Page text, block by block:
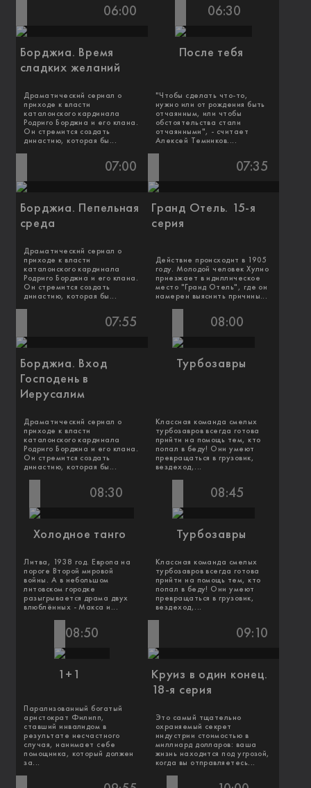
06:00
Борджиа. Время
сладких желаний
Драматический сериал о
приходе к власти
каталонского кардинала
Родриго Борджиа и его клана.
Он стремится создать
династию, которая бы...
06:30
После тебя
"Чтобы сделать что-то,
нужно или от рождения быть
отчаянным, или чтобы
обстоятельства стали
отчаянными", - считает
Алексей Темников....
07:00
Борджиа. Пепельная
среда
Драматический сериал о
приходе к власти
каталонского кардинала
Родриго Борджиа и его клана.
Он стремится создать
династию, которая бы...
07:35
Гранд Отель. 15-я
серия
Действие происходит в 1905
году. Молодой человек Хулио
приезжает в идиллическое
место "Гранд Отель", где он
намерен выяснить причины...
07:55
Борджиа. Вход
Господень в
Иерусалим
Драматический сериал о
приходе к власти
каталонского кардинала
Родриго Борджиа и его клана.
Он стремится создать
династию, которая бы...
08:00
Турбозавры
Классная команда смелых
турбозавров всегда готова
прийти на помощь тем, кто
попал в беду! Они умеют
превращаться в грузовик,
вездеход,...
08:30
Холодное танго
Литва, 1938 год. Европа на
пороге Второй мировой
войны. А в небольшом
литовском городке
разыгрывается драма двух
влюблённых - Макса и...
08:45
Турбозавры
Классная команда смелых
турбозавров всегда готова
прийти на помощь тем, кто
попал в беду! Они умеют
превращаться в грузовик,
вездеход,...
08:50
1+1
Парализованный богатый
аристократ Филипп,
ставший инвалидом в
результате несчастного
случая, нанимает себе
помощника, который должен
за...
09:10
Круиз в один конец.
18-я серия
Это самый тщательно
охраняемый секрет
индустрии стоимостью в
миллиард долларов: ваша
жизнь находится под угрозой,
когда вы отправляетесь...